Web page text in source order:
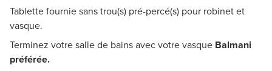
Tablette fournie sans trou(s) pré-percé(s) pour robinet et
vasque.
Terminez votre salle de bains avec votre vasque Balmani
préférée.